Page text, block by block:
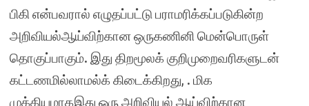
பிகி என்பவரால் எழுதப்பட்டு பராமரிக்கப்படுகின்ற
அறிவியல்ஆய்விற்கான ஒருகணினி மென்பொருள்
தொகுப்பாகும். இது திறமூலக் குறிமுறைவரிகளுடன்
கட்டணமில்லாமல்க் கிடைக்கிறது, . மிக
முக்கியமாகஇது ஒரு அறிவியல் ஆய்விற்கான